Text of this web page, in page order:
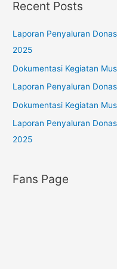
re
o
r
i
e
s
Recent Posts
Laporan Penyaluran
2025
Dokumentasi Kegiatan
Laporan Penyaluran
Dokumentasi Kegiatan
Laporan Penyaluran
2025
Fans Page